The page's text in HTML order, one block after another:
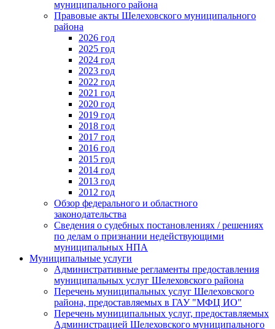
муниципального района
Правовые акты Шелеховского муниципального
района
2026 год
2025 год
2024 год
2023 год
2022 год
2021 год
2020 год
2019 год
2018 год
2017 год
2016 год
2015 год
2014 год
2013 год
2012 год
Обзор федерального и областного
законодательства
Сведения о судебных постановлениях / решениях
по делам о признании недействующими
муниципальных НПА
Муниципальные услуги
Административные регламенты предоставления
муниципальных услуг Шелеховского района
Перечень муниципальных услуг Шелеховского
района, предоставляемых в ГАУ "МФЦ ИО"
Перечень муниципальных услуг, предоставляемых
Администрацией Шелеховского муниципального